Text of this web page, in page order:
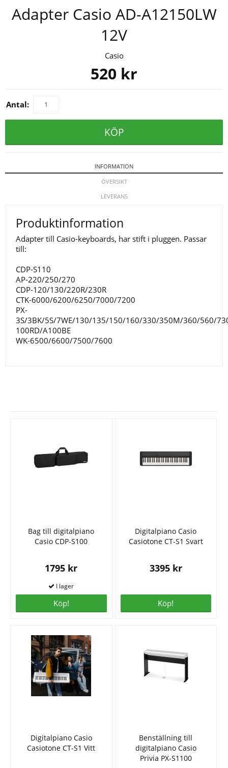
Adapter Casio AD-A12150LW
12V
Casio
520 kr
Antal:
KÖP
INFORMATION
ÖVERSIKT
LEVERANS
Produktinformation
Adapter till Casio-keyboards, har stift i pluggen. Passar
till:
CDP-S110
AP-220/250/270
CDP-120/130/220R/230R
CTK-6000/6200/6250/7000/7200
PX-
3S/3BK/5S/7WE/130/135/150/160/330/350M/360/560/
100RD/A100BE
WK-6500/6600/7500/7600
Bag till digitalpiano
Casio CDP-S100
1795 kr
Köp!
Digitalpiano Casio
Casiotone CT-S1 Svart
3395 kr
Köp!
Digitalpiano Casio
Casiotone CT-S1 Vitt
Benställning till
digitalpiano Casio
Privia PX-S1100